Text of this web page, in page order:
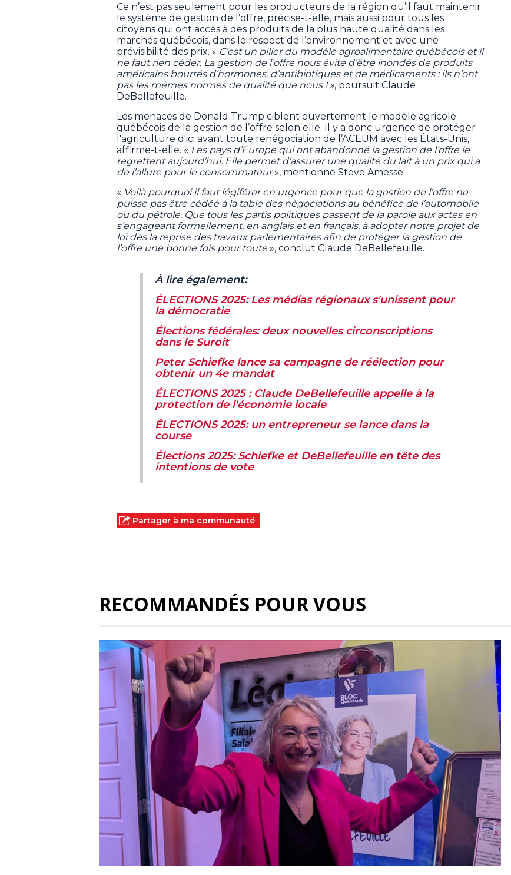
Ce n’est pas seulement pour les producteurs de la région qu’il faut maintenir
le système de gestion de l’offre, précise-t-elle, mais aussi pour tous les
citoyens qui ont accès à des produits de la plus haute qualité dans les
marchés québécois, dans le respect de l’environnement et avec une
prévisibilité des prix. « C’est un pilier du modèle agroalimentaire québécois et il
ne faut rien céder. La gestion de l’offre nous évite d’être inondés de produits
américains bourrés d’hormones, d’antibiotiques et de médicaments : ils n’ont
pas les mêmes normes de qualité que nous ! », poursuit Claude
DeBellefeuille.
Les menaces de Donald Trump ciblent ouvertement le modèle agricole
québécois de la gestion de l’offre selon elle. Il y a donc urgence de protéger
l'agriculture d'ici avant toute renégociation de l’ACEUM avec les États-Unis,
affirme-t-elle. « Les pays d’Europe qui ont abandonné la gestion de l’offre le
regrettent aujourd’hui. Elle permet d’assurer une qualité du lait à un prix qui a
de l’allure pour le consommateur», mentionne Steve Amesse.
« Voilà pourquoi il faut légiférer en urgence pour que la gestion de l’offre ne
puisse pas être cédée à la table des négociations au bénéfice de l’automobile
ou du pétrole. Que tous les partis politiques passent de la parole aux actes en
s’engageant formellement, en anglais et en français, à adopter notre projet de
loi dès la reprise des travaux parlementaires afin de protéger la gestion de
l’offre une bonne fois pour toute», conclut Claude DeBellefeuille.
À lire également:
ÉLECTIONS 2025: Les médias régionaux s'unissent pour
la démocratie
Élections fédérales: deux nouvelles circonscriptions
dans le Suroît
Peter Schiefke lance sa campagne de réélection pour
obtenir un 4e mandat
ÉLECTIONS 2025 : Claude DeBellefeuille appelle à la
protection de l'économie locale
ÉLECTIONS 2025: un entrepreneur se lance dans la
course
Élections 2025: Schiefke et DeBellefeuille en tête des
intentions de vote
Partager à ma communauté
RECOMMANDÉS POUR VOUS